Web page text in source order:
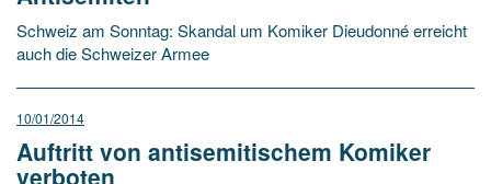
Schweiz am Sonntag: Skandal um Komiker Dieudonné erreicht
auch die Schweizer Armee
10/01/2014
Auftritt von antisemitischem Komiker
verboten